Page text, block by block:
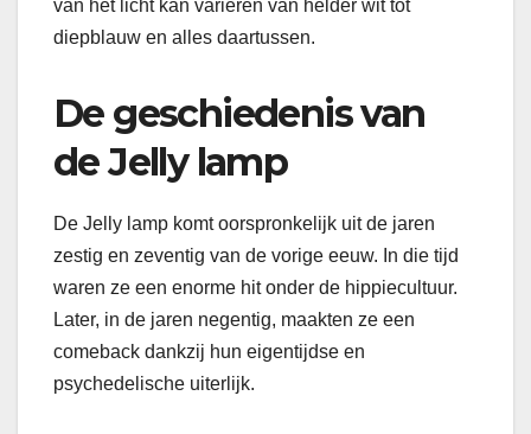
van het licht kan variëren van helder wit tot
diepblauw en alles daartussen.
De geschiedenis van
de Jelly lamp
De Jelly lamp komt oorspronkelijk uit de jaren
zestig en zeventig van de vorige eeuw. In die tijd
waren ze een enorme hit onder de hippiecultuur.
Later, in de jaren negentig, maakten ze een
comeback dankzij hun eigentijdse en
psychedelische uiterlijk.